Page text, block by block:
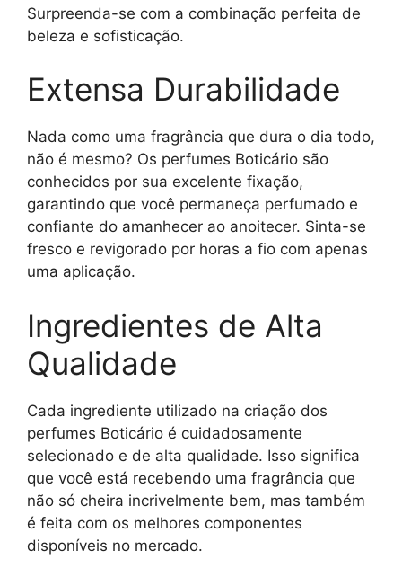
Surpreenda-se com a combinação perfeita de
beleza e sofisticação.
Extensa Durabilidade
Nada como uma fragrância que dura o dia todo,
não é mesmo? Os perfumes Boticário são
conhecidos por sua excelente fixação,
garantindo que você permaneça perfumado e
confiante do amanhecer ao anoitecer. Sinta-se
fresco e revigorado por horas a fio com apenas
uma aplicação.
Ingredientes de Alta
Qualidade
Cada ingrediente utilizado na criação dos
perfumes Boticário é cuidadosamente
selecionado e de alta qualidade. Isso significa
que você está recebendo uma fragrância que
não só cheira incrivelmente bem, mas também
é feita com os melhores componentes
disponíveis no mercado.